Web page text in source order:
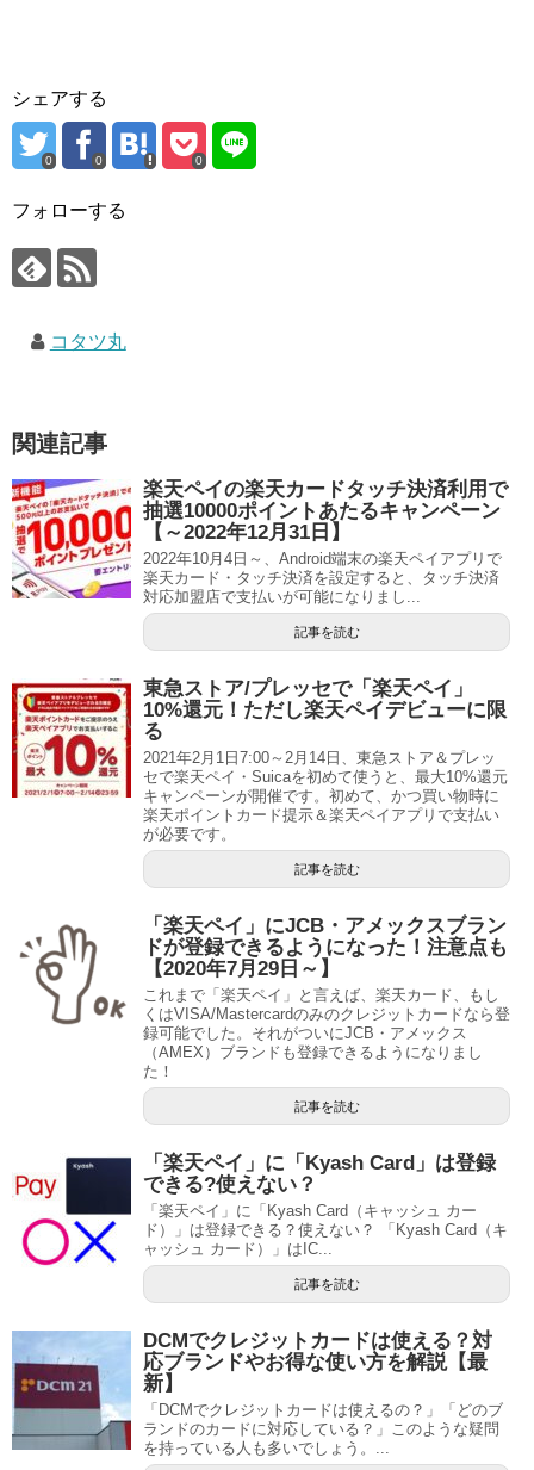
シェアする
0 0 0
フォローする
コタツ丸
関連記事
楽天ペイの楽天カードタッチ決済利用で
抽選10000ポイントあたるキャンペーン
【～2022年12月31日】
2022年10月4日～、Android端末の楽天ペイアプリで
楽天カード・タッチ決済を設定すると、タッチ決済
対応加盟店で支払いが可能になりまし...
記事を読む
東急ストア/プレッセで「楽天ペイ」
10%還元！ただし楽天ペイデビューに限
る
2021年2月1日7:00～2月14日、東急ストア＆プレッ
セで楽天ペイ・Suicaを初めて使うと、最大10%還元
キャンペーンが開催です。初めて、かつ買い物時に
楽天ポイントカード提示＆楽天ペイアプリで支払い
が必要です。
記事を読む
「楽天ペイ」にJCB・アメックスブラン
ドが登録できるようになった！注意点も
【2020年7月29日～】
これまで「楽天ペイ」と言えば、楽天カード、もし
くはVISA/Mastercardのみのクレジットカードなら登
録可能でした。それがついにJCB・アメックス
（AMEX）ブランドも登録できるようになりまし
た！
記事を読む
「楽天ペイ」に「Kyash Card」は登録
できる?使えない？
「楽天ペイ」に「Kyash Card（キャッシュ カー
ド）」は登録できる？使えない？ 「Kyash Card（キ
ャッシュ カード）」はIC...
記事を読む
DCMでクレジットカードは使える？対
応ブランドやお得な使い方を解説【最
新】
「DCMでクレジットカードは使えるの？」「どのブ
ランドのカードに対応している？」このような疑問
を持っている人も多いでしょう。...